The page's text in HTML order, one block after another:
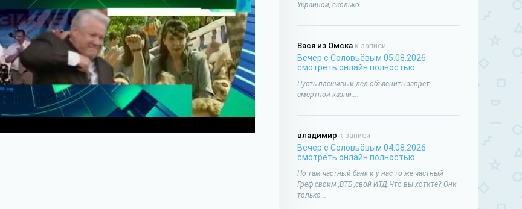
Украиной, сколько...
Вася из Омска к записи
Вечер с Соловьёвым 05.08.2026
смотреть онлайн полностью
Пусть плешивый дед объяснить запрет
смертной казни....
владимир к записи
Вечер с Соловьёвым 04.08.2026
смотреть онлайн полностью
Но там частный банк и у нас то же частный
Греф своим ,ВТБ ,свой ИТД.Что вы хотите? Они
только...